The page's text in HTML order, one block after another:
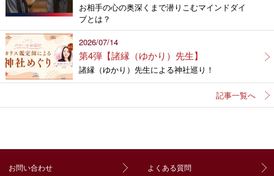
お相手の心の奥深くまで潜りこむマインドダイ
ブとは？
2026/07/14
第4弾【諸縁（ゆかり）先生】
諸縁（ゆかり）先生による神社巡り！
記事一覧へ
お問い合わせ よくある質問